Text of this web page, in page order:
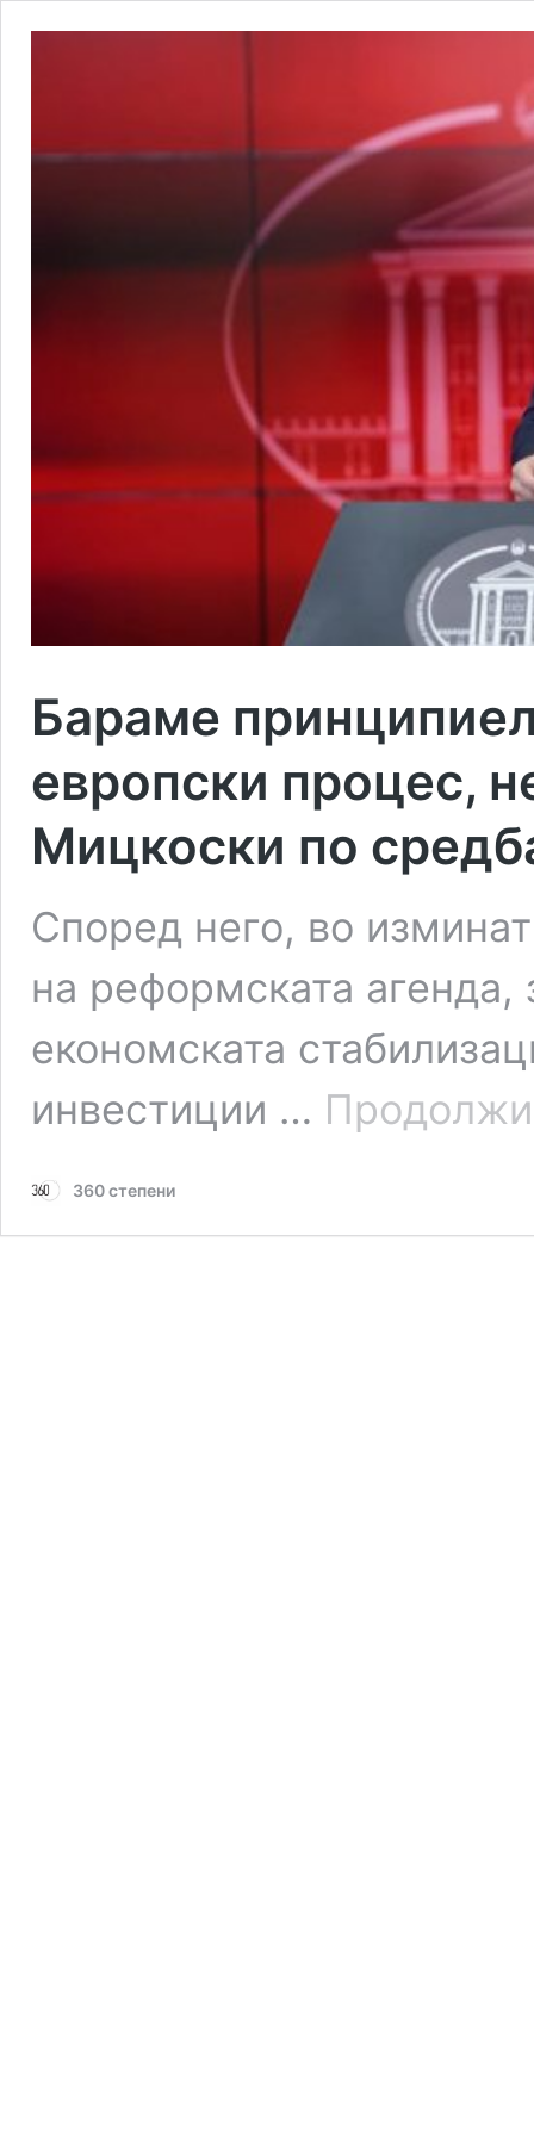
Бараме
европски процес,
Мицкоски по
Според него, во
на реформската агенда,
економската
инвестиции …
360 степени